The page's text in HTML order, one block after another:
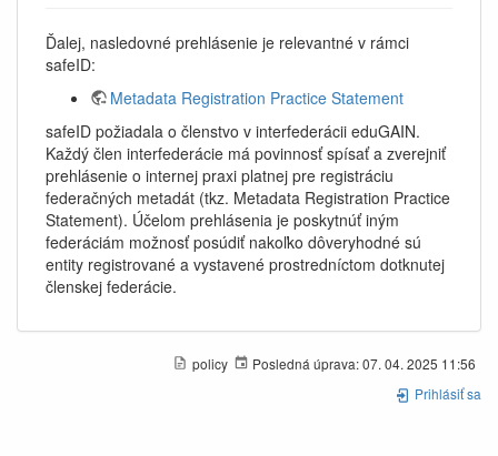
Ďalej, nasledovné prehlásenie je relevantné v rámci
safeID:
Metadata Registration Practice Statement
safeID požiadala o členstvo v interfederácii eduGAIN.
Každý člen interfederácie má povinnosť spísať a zverejniť
prehlásenie o internej praxi platnej pre registráciu
federačných metadát (tkz. Metadata Registration Practice
Statement). Účelom prehlásenia je poskytnúť iným
federáciám možnosť posúdiť nakoľko dôveryhodné sú
entity registrované a vystavené prostredníctom dotknutej
členskej federácie.
policy Posledná úprava:07. 04. 2025 11:56
Prihlásiť sa